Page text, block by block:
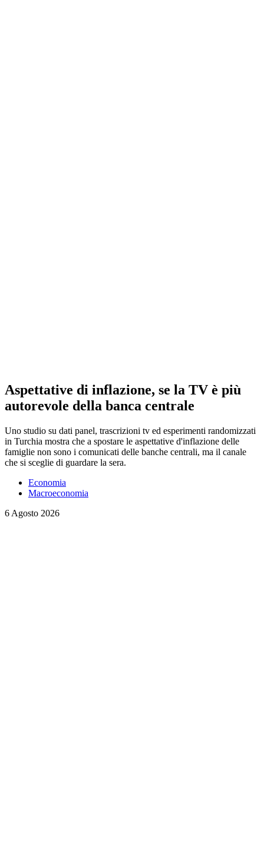
Aspettative di inflazione, se la TV è più
autorevole della banca centrale
Uno studio su dati panel, trascrizioni tv ed esperimenti randomizzati
in Turchia mostra che a spostare le aspettative d'inflazione delle
famiglie non sono i comunicati delle banche centrali, ma il canale
che si sceglie di guardare la sera.
Economia
Macroeconomia
6 Agosto 2026